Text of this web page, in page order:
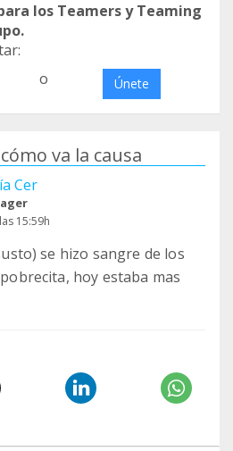
los Teamers y Teaming
o Únete
va la causa
Cer
15:59h
se hizo sangre de los
hoy estaba mas